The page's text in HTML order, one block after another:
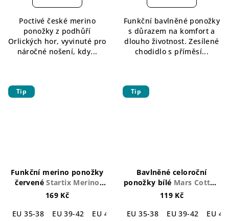
z
5
hvězdiček.
Poctivé české merino
ponožky z podhůří
Orlických hor, vyvinuté pro
náročné nošení, kdy...
z
5
hvězdiček.
Funkční bavlněné ponožky
s důrazem na komfort a
dlouho životnost. Zesílené
chodidlo s příměsí...
Tip
Funkční merino ponožky
červenéStartix Merino
Socks Red
169 Kč
EU 35-38
EU 39-42
EU 43-46
Tip
Bavlněné celoroční
ponožky bílé Mars Cotton
Socks White
119 Kč
EU 35-38
EU 39-42
EU